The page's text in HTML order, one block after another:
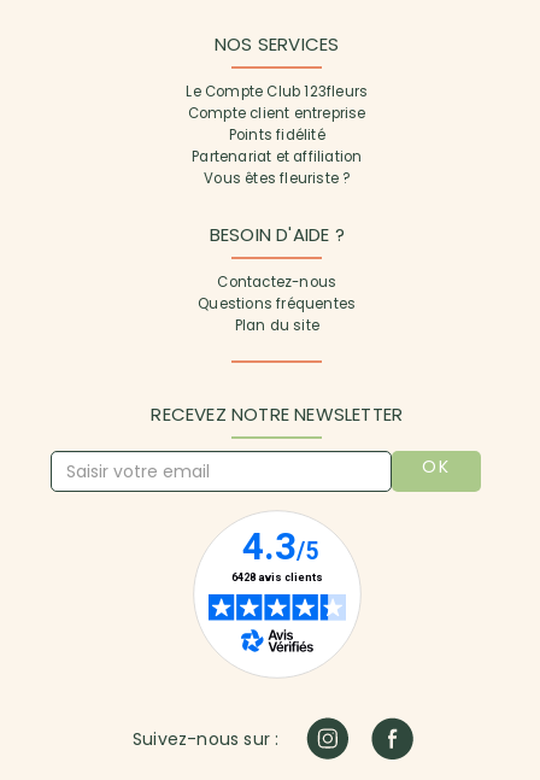
NOS SERVICES
Le Compte Club 123fleurs
Compte client entreprise
Points fidélité
Partenariat et affiliation
Vous êtes fleuriste ?
BESOIN D'AIDE ?
Contactez-nous
Questions fréquentes
Plan du site
RECEVEZ NOTRE NEWSLETTER
OK
Suivez-nous sur :